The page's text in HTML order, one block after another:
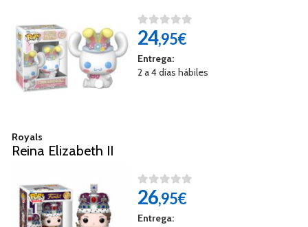
24,95€
Entrega:
2 a 4 días hábiles
Royals
Reina Elizabeth II
26,95€
Entrega: